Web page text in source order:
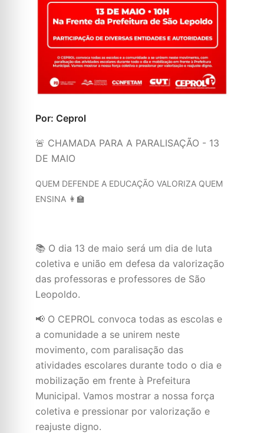
Por: Ceprol
🚨 CHAMADA PARA A PARALISAÇÃO - 13
DE MAIO
QUEM DEFENDE A EDUCAÇÃO VALORIZA QUEM
ENSINA 👩‍🏫
📚 O dia 13 de maio será um dia de luta
coletiva e união em defesa da valorização
das professoras e professores de São
Leopoldo.
📢 O CEPROL convoca todas as escolas e
a comunidade a se unirem neste
movimento, com paralisação das
atividades escolares durante todo o dia e
mobilização em frente à Prefeitura
Municipal. Vamos mostrar a nossa força
coletiva e pressionar por valorização e
reajuste digno.